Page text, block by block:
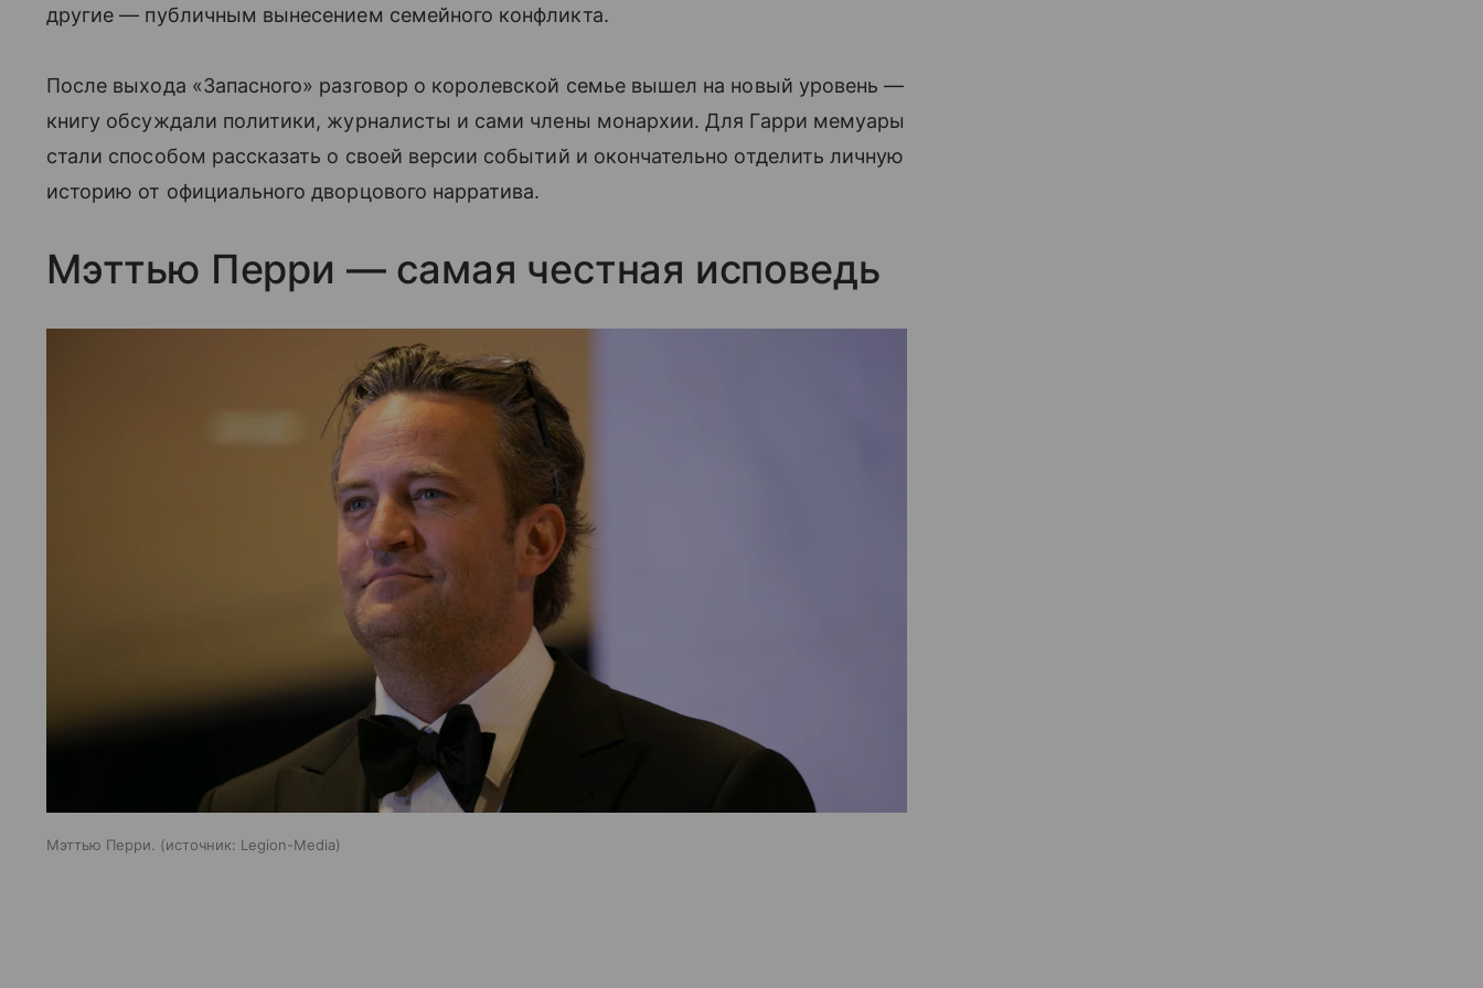
другие — публичным вынесением семейного конфликта.
После выхода «Запасного» разговор о королевской семье вышел на новый уровень —
книгу обсуждали политики, журналисты и сами члены монархии. Для Гарри мемуары
стали способом рассказать о своей версии событий и окончательно отделить личную
историю от официального дворцового нарратива.
Мэттью Перри — самая честная исповедь
Мэттью Перри. источник: Legion-Media